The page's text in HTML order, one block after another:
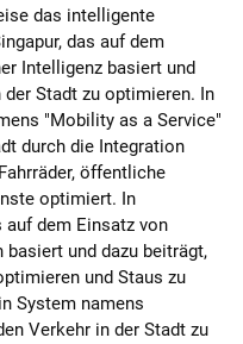
das intelligente
das auf dem
Intelligenz basiert und
Stadt zu optimieren. In
"Mobility as a Service"
durch die Integration
öffentliche
optimiert. In
dem Einsatz von
und dazu beiträgt,
und Staus zu
System namens
Verkehr in der Stadt zu